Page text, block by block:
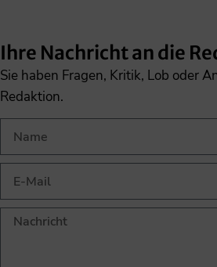
Ihre Nachricht an die
Sie haben Fragen, Kritik, Lob oder
Redaktion.